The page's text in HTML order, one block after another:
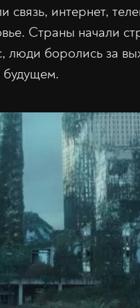
связь, интернет,
Страны начали
люди боролись за
будущем.